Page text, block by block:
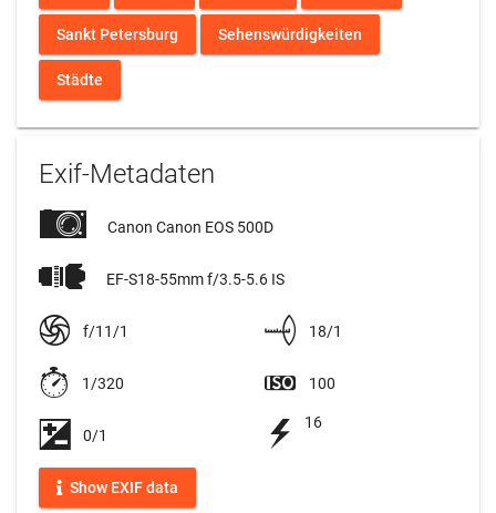
Sankt Petersburg Sehenswürdigkeiten
Städte
Exif-Metadaten
Canon Canon EOS 500D
EF-S18-55mm f/3.5-5.6 IS
f/11/1 18/1
1/320 100
0/1
16
Show EXIF data